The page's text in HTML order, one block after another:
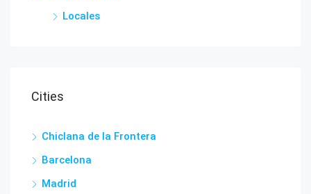
Locales
Cities
Chiclana de la Frontera
Barcelona
Madrid